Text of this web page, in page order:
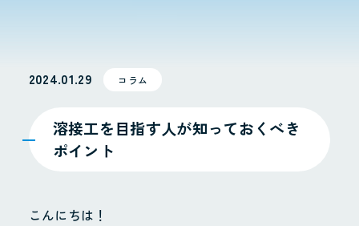
2024.01.29 コラム
溶接工を目指す人が知っておくべき
ポイント
こんにちは！